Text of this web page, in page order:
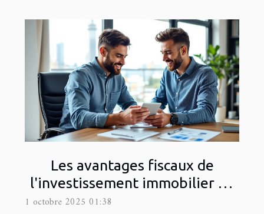
Les avantages fiscaux de
l'investissement immobilier en
outre-mer
1 octobre 2025 01:38